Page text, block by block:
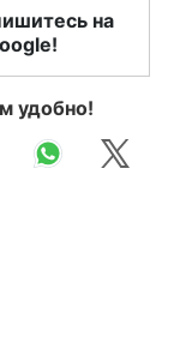
на
удобно!